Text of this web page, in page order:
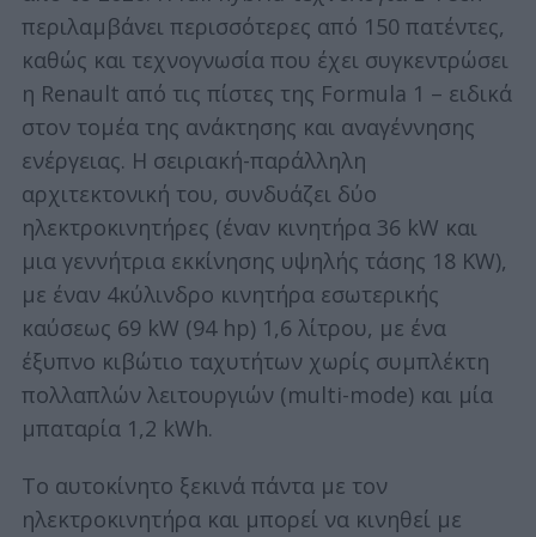
περιλαμβάνει περισσότερες από 150 πατέντες,
καθώς και τεχνογνωσία που έχει συγκεντρώσει
η Renault από τις πίστες της Formula 1 – ειδικά
στον τομέα της ανάκτησης και αναγέννησης
ενέργειας. Η σειριακή-παράλληλη
αρχιτεκτονική του, συνδυάζει δύο
ηλεκτροκινητήρες (έναν κινητήρα 36 kW και
μια γεννήτρια εκκίνησης υψηλής τάσης 18 KW),
με έναν 4κύλινδρο κινητήρα εσωτερικής
καύσεως 69 kW (94 hp) 1,6 λίτρου, με ένα
έξυπνο κιβώτιο ταχυτήτων χωρίς συμπλέκτη
πολλαπλών λειτουργιών (multi-mode) και μία
μπαταρία 1,2 kWh.
Το αυτοκίνητο ξεκινά πάντα με τον
ηλεκτροκινητήρα και μπορεί να κινηθεί με